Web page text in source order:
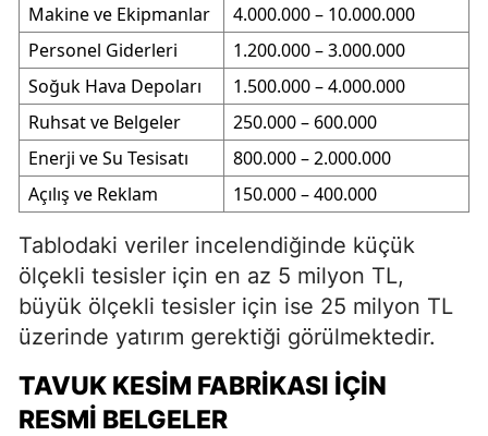
Makine ve Ekipmanlar
4.000.000 – 10.000.000
Personel Giderleri
1.200.000 – 3.000.000
Soğuk Hava Depoları
1.500.000 – 4.000.000
Ruhsat ve Belgeler
250.000 – 600.000
Enerji ve Su Tesisatı
800.000 – 2.000.000
Açılış ve Reklam
150.000 – 400.000
Tablodaki veriler incelendiğinde küçük
ölçekli tesisler için en az 5 milyon TL,
büyük ölçekli tesisler için ise 25 milyon TL
üzerinde yatırım gerektiği görülmektedir.
TAVUK KESIM FABRIKASI İÇIN
RESMI BELGELER